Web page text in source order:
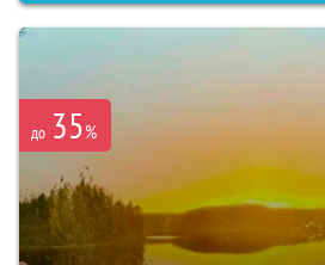
до 35%